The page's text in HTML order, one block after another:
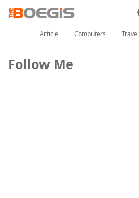
Article Computers Travel
Follow Me